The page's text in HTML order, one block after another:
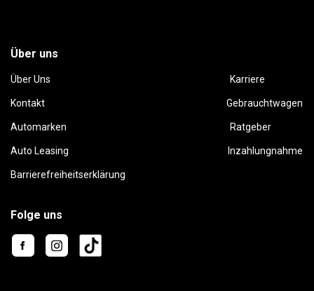
Über uns
Über Uns Karriere
Kontakt Gebrauchtwagen
Automarken Ratgeber
Auto Leasing Inzahlungnahme
Barrierefreiheitserklärung
Folge uns